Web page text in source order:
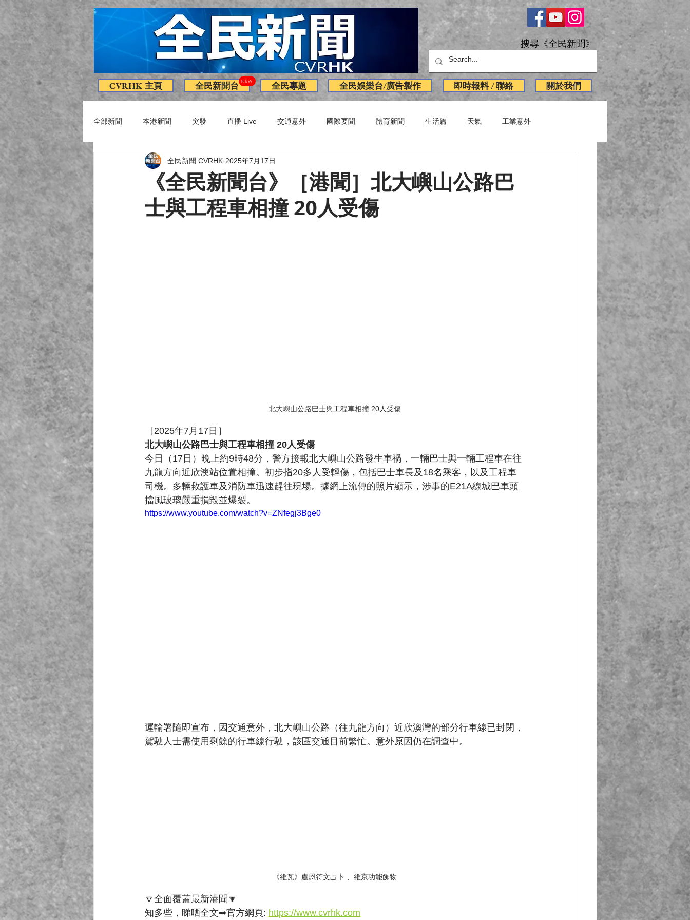
搜尋《全民新聞》
CVRHK 主頁 全民新聞台 全民專題 全民娛樂台/廣告製作 即時報料 / 聯絡 關於我們
NEW
全部新聞 本港新聞 突發 直播 Live 交通意外 國際要聞 體育新聞 生活篇 天氣 工業意外
專題 影片 訪問 獨家
《全民新聞台》［港聞］北大嶼山公路巴
士與工程車相撞 20人受傷
全民新聞 CVRHK 2025年7月17日
北大嶼山公路巴士與工程車相撞 20人受傷
［2025年7月17日］
北大嶼山公路巴士與工程車相撞 20人受傷
今日（17日）晚上約9時48分，警方接報北大嶼山公路發生車禍，一輛巴士與一輛工程車在往
九龍方向近欣澳站位置相撞。初步指20多人受輕傷，包括巴士車長及18名乘客，以及工程車
司機。多輛救護車及消防車迅速趕往現場。據網上流傳的照片顯示，涉事的E21A線城巴車頭
擋風玻璃嚴重損毀並爆裂。
https://www.youtube.com/watch?v=ZNfegj3Bge0
運輸署隨即宣布，因交通意外，北大嶼山公路（往九龍方向）近欣澳灣的部分行車線已封閉，
駕駛人士需使用剩餘的行車線行駛，該區交通目前繁忙。意外原因仍在調查中。
《維瓦》盧恩符文占卜 、維京功能飾物
🔽全面覆蓋最新港聞🔽
知多些，睇晒全文➡官方網頁: https://www.cvrhk.com